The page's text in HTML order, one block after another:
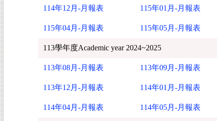
114年12月-月報表 115年01月-月報表
115年04月-月報表 115年05月-月報表
113學年度Academic year 2024~2025
113年08月-月報表 113年09月-月報表
113年12月-月報表 114年01月-月報表
114年04月-月報表 114年05月-月報表